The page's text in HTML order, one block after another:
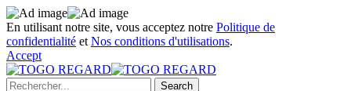
En utilisant notre site, vous acceptez notre Politique de
confidentialité et Nos conditions d'utilisations.
Accept